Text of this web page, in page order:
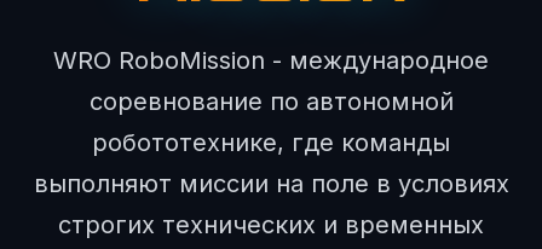
WRO RoboMission - международное
соревнование по автономной
робототехнике, где команды
выполняют миссии на поле в условиях
строгих технических и временных